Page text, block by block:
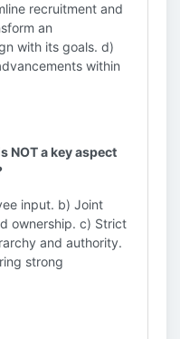
recruitment and
an
with its goals. d)
within
NOT a key aspect
input. b) Joint
ownership. c) Strict
and authority.
strong